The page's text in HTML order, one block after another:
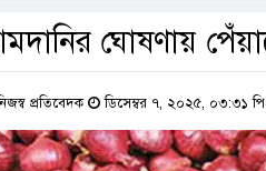
ঘোষণায়
প্রতিবেদক ডিসেম্বর ৭, ২০২৫, ০৩:৩১